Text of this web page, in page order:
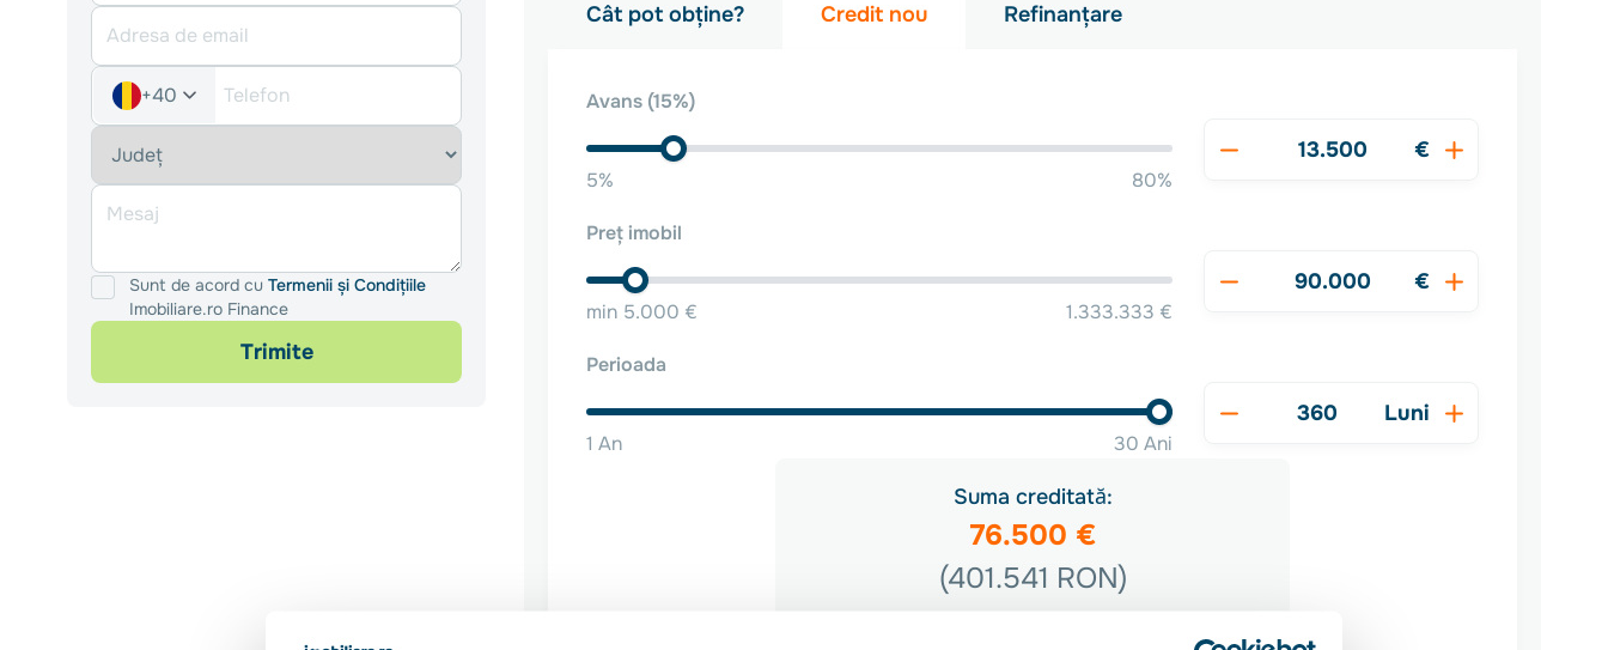
+40
Sunt de acord cu Termenii și Condițiile
Imobiliare.ro Finance
Trimite
Cât pot obține? Credit nou Refinanțare
Avans (15%)
€
5% 80%
Preț imobil
€
min 5.000 € 1.333.333 €
Perioada
Luni
1 An 30 Ani
Suma creditată:
76.500 €
(401.541 RON)